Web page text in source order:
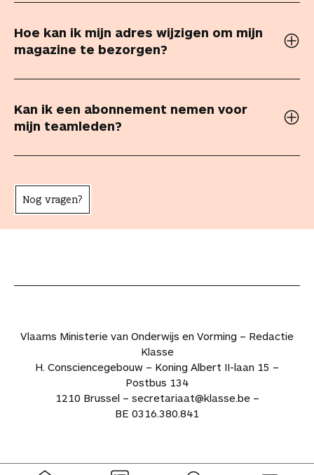
Hoe kan ik mijn adres wijzigen om mijn
magazine te bezorgen?
Kan ik een abonnement nemen voor
mijn teamleden?
Nog vragen?
Vlaams Ministerie van Onderwijs en Vorming – Redactie
Klasse
H. Consciencegebouw – Koning Albert II-laan 15 –
Postbus 134
1210 Brussel – secretariaat@klasse.be –
BE 0316.380.841